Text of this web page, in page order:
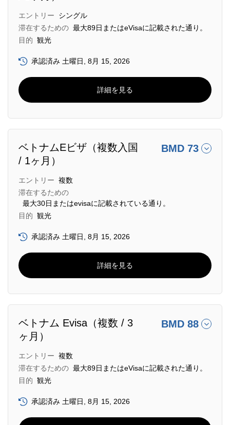
エントリー
シングル
滞在するための 最大89日またはeVisaに記載された通り。
目的 観光
承認済み 土曜日, 8月 15, 2026
詳細を見る
ベトナムEビザ（複数入国
/ 1ヶ月）
BMD 73
エントリー 複数
滞在するための
最大30日またはevisaに記載されている通り。
目的 観光
承認済み 土曜日, 8月 15, 2026
詳細を見る
ベトナム Evisa（複数 / 3
ヶ月）
BMD 88
エントリー 複数
滞在するための 最大89日またはeVisaに記載された通り。
目的 観光
承認済み 土曜日, 8月 15, 2026